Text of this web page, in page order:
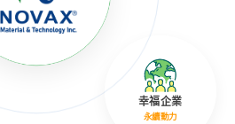
幸福企業
永續動力